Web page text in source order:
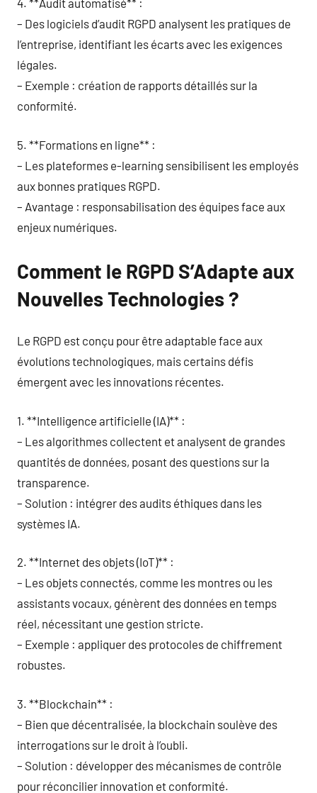
4. **Audit automatisé** :
– Des logiciels d’audit RGPD analysent les pratiques de
l’entreprise, identifiant les écarts avec les exigences
légales.
– Exemple : création de rapports détaillés sur la
conformité.
5. **Formations en ligne** :
– Les plateformes e-learning sensibilisent les employés
aux bonnes pratiques RGPD.
– Avantage : responsabilisation des équipes face aux
enjeux numériques.
Comment le RGPD S’Adapte aux
Nouvelles Technologies ?
Le RGPD est conçu pour être adaptable face aux
évolutions technologiques, mais certains défis
émergent avec les innovations récentes.
1. **Intelligence artificielle (IA)** :
– Les algorithmes collectent et analysent de grandes
quantités de données, posant des questions sur la
transparence.
– Solution : intégrer des audits éthiques dans les
systèmes IA.
2. **Internet des objets (IoT)** :
– Les objets connectés, comme les montres ou les
assistants vocaux, génèrent des données en temps
réel, nécessitant une gestion stricte.
– Exemple : appliquer des protocoles de chiffrement
robustes.
3. **Blockchain** :
– Bien que décentralisée, la blockchain soulève des
interrogations sur le droit à l’oubli.
– Solution : développer des mécanismes de contrôle
pour réconcilier innovation et conformité.